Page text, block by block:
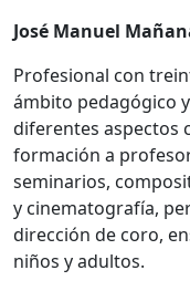
José Manuel
Profesional con
ámbito pedagógico
diferentes aspectos
formación a
seminarios,
y cinematografía,
dirección de coro,
niños y adultos.